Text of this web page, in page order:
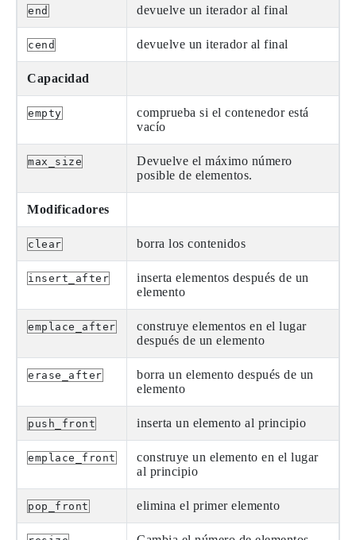
end devuelve un iterador al final
cend devuelve un iterador al final
Capacidad
empty
comprueba si el contenedor está
vacío
max_size
Devuelve el máximo número
posible de elementos.
Modificadores
clear borra los contenidos
insert_after
inserta elementos después de un
elemento
emplace_after
construye elementos en el lugar
después de un elemento
erase_after
borra un elemento después de un
elemento
push_front inserta un elemento al principio
emplace_front
construye un elemento en el lugar
al principio
pop_front elimina el primer elemento